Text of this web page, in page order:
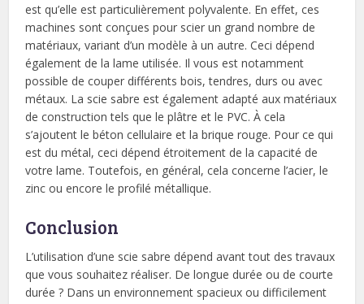
est qu’elle est particulièrement polyvalente. En effet, ces
machines sont conçues pour scier un grand nombre de
matériaux, variant d’un modèle à un autre. Ceci dépend
également de la lame utilisée. Il vous est notamment
possible de couper différents bois, tendres, durs ou avec
métaux. La scie sabre est également adapté aux matériaux
de construction tels que le plâtre et le PVC. À cela
s’ajoutent le béton cellulaire et la brique rouge. Pour ce qui
est du métal, ceci dépend étroitement de la capacité de
votre lame. Toutefois, en général, cela concerne l’acier, le
zinc ou encore le profilé métallique.
Conclusion
L’utilisation d’une scie sabre dépend avant tout des travaux
que vous souhaitez réaliser. De longue durée ou de courte
durée ? Dans un environnement spacieux ou difficilement